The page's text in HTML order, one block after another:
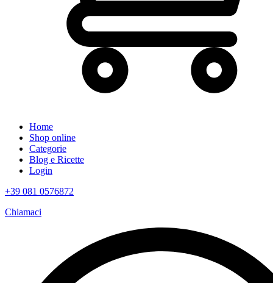
Home
Shop online
Categorie
Blog e Ricette
Login
+39 081 0576872
Chiamaci